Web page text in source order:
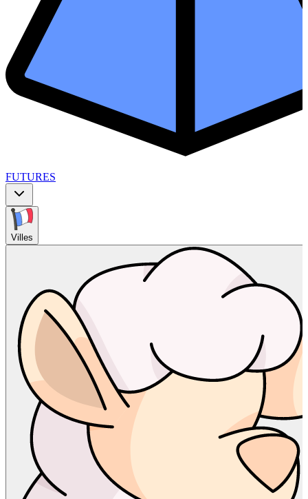
FUTURES
Villes